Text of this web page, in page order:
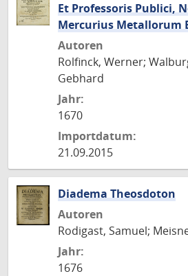
Et Professoris Publici,
Mercurius Metallorum
Autoren
Rolfinck, Werner;
Gebhard
Jahr:
1670
Importdatum:
21.09.2015
Diadema Theosdoton
Autoren
Rodigast, Samuel;
Jahr:
1676